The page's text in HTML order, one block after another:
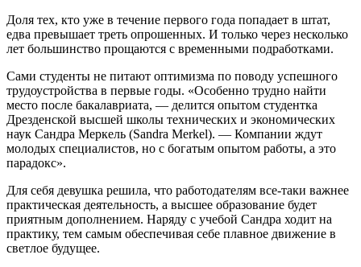
Доля тех, кто уже в течение первого года попадает в штат,
едва превышает треть опрошенных. И только через несколько
лет большинство прощаются с временными подработками.
Сами студенты не питают оптимизма по поводу успешного
трудоустройства в первые годы. «Особенно трудно найти
место после бакалавриата, — делится опытом студентка
Дрезденской высшей школы технических и экономических
наук Сандра Меркель (Sandra Merkel). — Компании ждут
молодых специалистов, но с богатым опытом работы, а это
парадокс».
Для себя девушка решила, что работодателям все-таки важнее
практическая деятельность, а высшее образование будет
приятным дополнением. Наряду с учебой Сандра ходит на
практику, тем самым обеспечивая себе плавное движение в
светлое будущее.